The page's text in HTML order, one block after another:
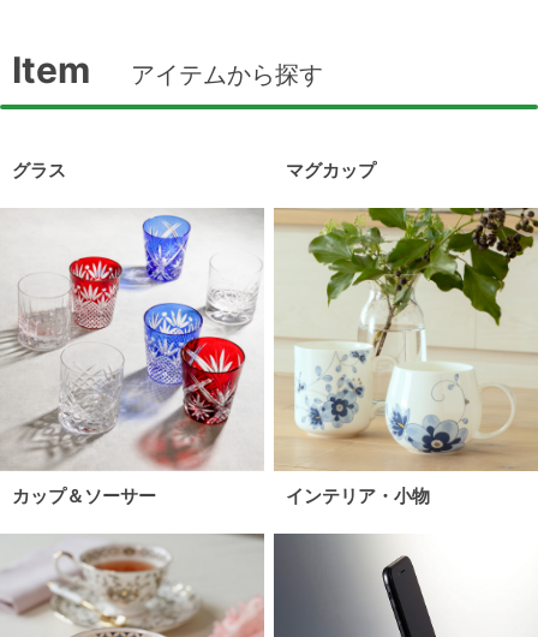
Item アイテムから探す
グラス マグカップ
カップ＆ソーサー インテリア・小物